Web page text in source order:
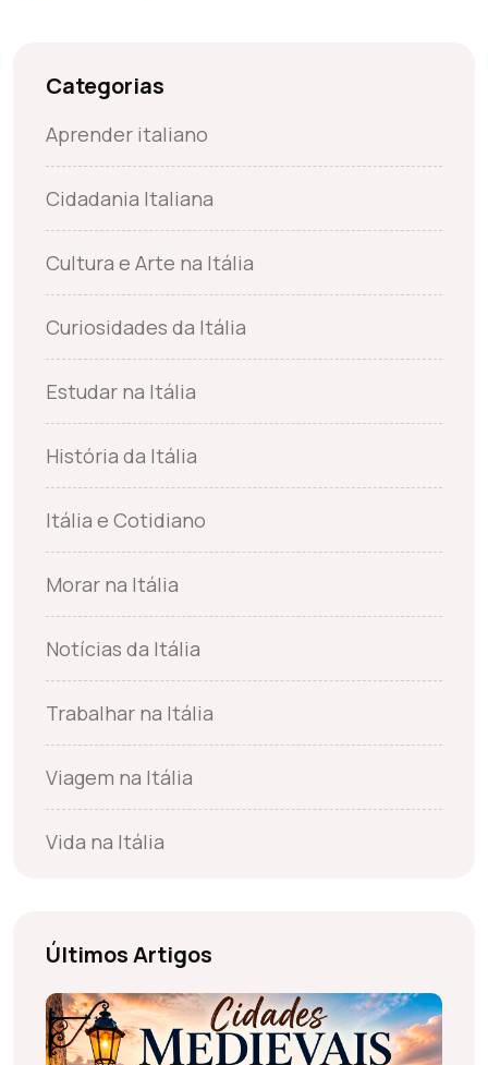
Categorias
Aprender italiano
Cidadania Italiana
Cultura e Arte na Itália
Curiosidades da Itália
Estudar na Itália
História da Itália
Itália e Cotidiano
Morar na Itália
Notícias da Itália
Trabalhar na Itália
Viagem na Itália
Vida na Itália
Últimos Artigos